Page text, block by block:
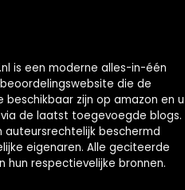
is een moderne alles-in-één
die de
zijn op amazon en u
de laatst toegevoegde blogs.
auteursrechtelijk beschermd
eigenaren. Alle geciteerde
hun respectievelijke bronnen.